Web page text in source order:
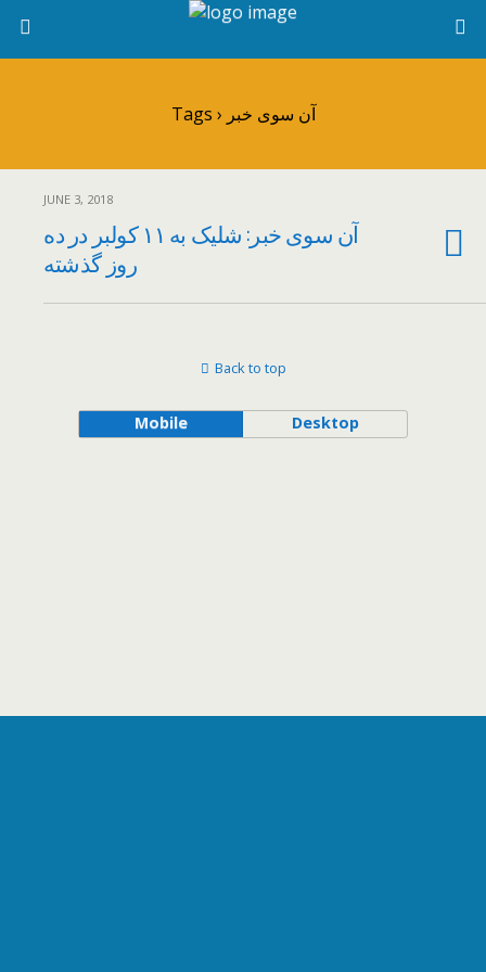
Tags › آن سوی خبر
JUNE 3, 2018
آن سوی خبر: شلیک به ۱۱ کولبر در ده
روز گذشته
Back to top
Mobile Desktop